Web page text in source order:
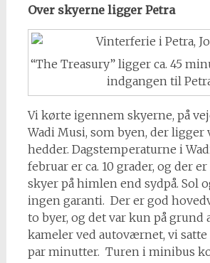
Over skyerne ligger Petra
“The Treasury” ligger ca. 45
indgangen til
Vi kørte igennem skyerne, på
Wadi Musi, som byen, der ligger
hedder. Dagstemperaturne i
februar er ca. 10 grader, og der
skyer på himlen end sydpå. Sol
ingen garanti. Der er god
to byer, og det var kun på grund
kameler ved autoværnet, vi
par minutter. Turen i minibus